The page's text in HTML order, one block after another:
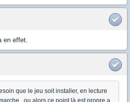
en effet.
que le jeu soit installer, en lecture